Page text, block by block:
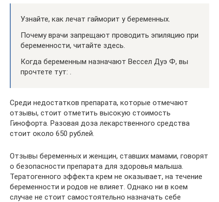
Узнайте, как лечат гайморит у беременных.
Почему врачи запрещают проводить эпиляцию при
беременности, читайте здесь.
Когда беременным назначают Вессел Дуэ Ф, вы
прочтете тут: .
Среди недостатков препарата, которые отмечают
отзывы, стоит отметить высокую стоимость
Гинофорта. Разовая доза лекарственного средства
стоит около 650 рублей.
Отзывы беременных и женщин, ставших мамами, говорят
о безопасности препарата для здоровья малыша.
Тератогенного эффекта крем не оказывает, на течение
беременности и родов не влияет. Однако ни в коем
случае не стоит самостоятельно назначать себе